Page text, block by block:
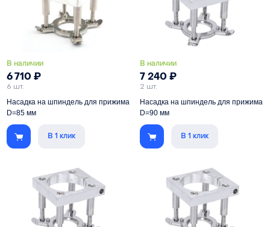
В наличии
6 710₽
6 шт.
Насадка на шпиндель для прижима
D=85 мм
Обеспечивает прижим листового
материала при раскрое на
Под шпиндель
В 1 клик
В наличии
7 240 ₽
2 шт.
Насадка на шпиндель для прижима
D=90 мм
Обеспечивает прижим листового
материала при раскрое на
Под шпиндель
В 1 клик